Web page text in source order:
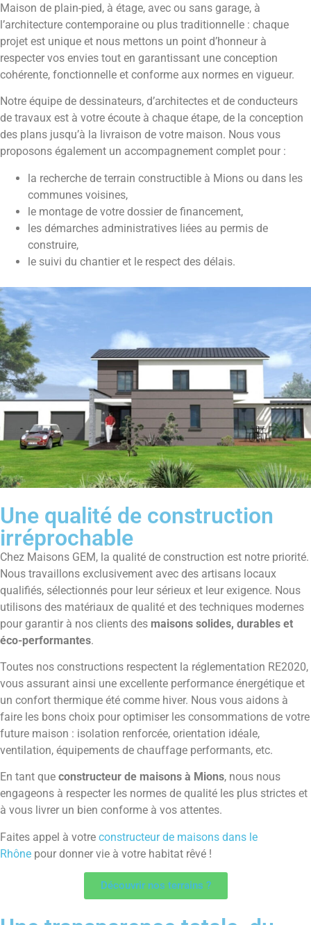
Maison de plain-pied, à étage, avec ou sans garage, à
l’architecture contemporaine ou plus traditionnelle : chaque
projet est unique et nous mettons un point d’honneur à
respecter vos envies tout en garantissant une conception
cohérente, fonctionnelle et conforme aux normes en vigueur.
Notre équipe de dessinateurs, d’architectes et de conducteurs
de travaux est à votre écoute à chaque étape, de la conception
des plans jusqu’à la livraison de votre maison. Nous vous
proposons également un accompagnement complet pour :
la recherche de terrain constructible à Mions ou dans les
communes voisines,
le montage de votre dossier de financement,
les démarches administratives liées au permis de
construire,
le suivi du chantier et le respect des délais.
Une qualité de construction
irréprochable
Chez Maisons GEM, la qualité de construction est notre priorité.
Nous travaillons exclusivement avec des artisans locaux
qualifiés, sélectionnés pour leur sérieux et leur exigence. Nous
utilisons des matériaux de qualité et des techniques modernes
pour garantir à nos clients des maisons solides, durables et
éco-performantes.
Toutes nos constructions respectent la réglementation RE2020,
vous assurant ainsi une excellente performance énergétique et
un confort thermique été comme hiver. Nous vous aidons à
faire les bons choix pour optimiser les consommations de votre
future maison : isolation renforcée, orientation idéale,
ventilation, équipements de chauffage performants, etc.
En tant que constructeur de maisons à Mions, nous nous
engageons à respecter les normes de qualité les plus strictes et
à vous livrer un bien conforme à vos attentes.
Faites appel à votre constructeur de maisons dans le
Rhône pour donner vie à votre habitat rêvé !
Découvrir nos terrains ?